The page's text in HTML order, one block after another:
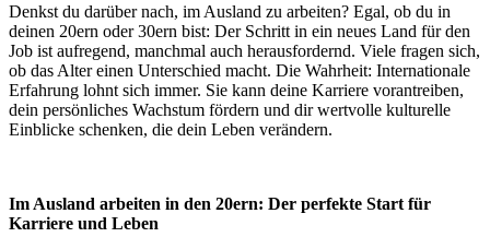
Denkst du darüber nach, im Ausland zu arbeiten? Egal, ob du in
deinen 20ern oder 30ern bist: Der Schritt in ein neues Land für den
Job ist aufregend, manchmal auch herausfordernd. Viele fragen sich,
ob das Alter einen Unterschied macht. Die Wahrheit: Internationale
Erfahrung lohnt sich immer. Sie kann deine Karriere vorantreiben,
dein persönliches Wachstum fördern und dir wertvolle kulturelle
Einblicke schenken, die dein Leben verändern.
Im Ausland arbeiten in den 20ern: Der perfekte Start für
Karriere und Leben